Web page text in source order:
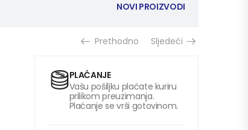
NOVI PROIZVODI
Prethodno Sljedeći
PLAĆANJE
Vašu pošiljku plaćate kuriru
prilikom preuzimanja.
Plaćanje se vrši gotovinom.